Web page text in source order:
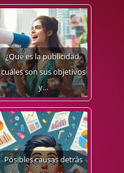
¿Qué es la publicidad,
cuáles son sus objetivos
y…
Posibles causas detrás